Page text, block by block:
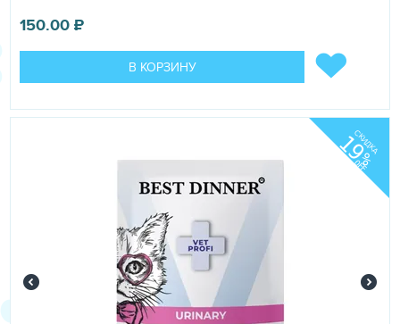
150.00₽
В КОРЗИНУ
СКИДКА
19
%
OFF